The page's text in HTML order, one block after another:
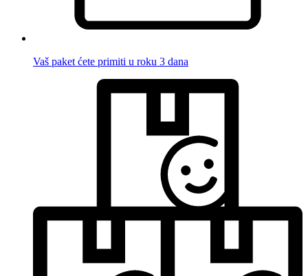
Vaš paket ćete primiti u roku 3 dana